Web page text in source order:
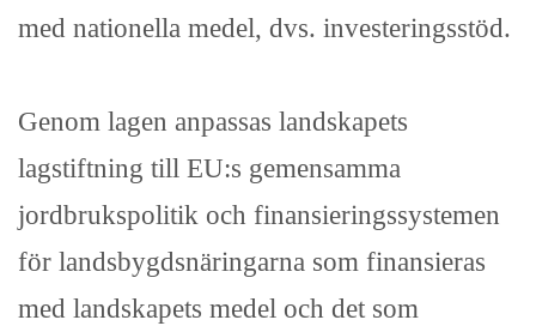
med nationella medel, dvs. investeringsstöd.
Genom lagen anpassas landskapets
lagstiftning till EU:s gemensamma
jordbrukspolitik och finansieringssystemen
för landsbygdsnäringarna som finansieras
med landskapets medel och det som